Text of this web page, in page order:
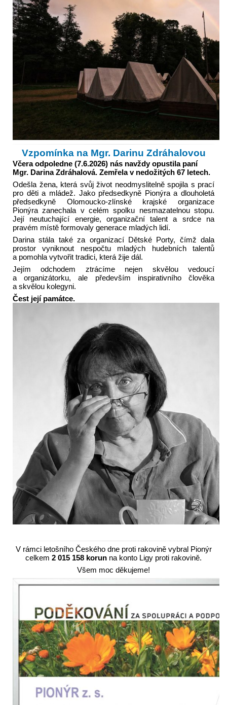
Vzpomínka na Mgr. Darinu Zdráhalovou
Včera odpoledne (7.6.2026) nás navždy opustila paní
Mgr. Darina Zdráhalová. Zemřela v nedožitých 67 letech.
Odešla žena, která svůj život neodmyslitelně spojila s prací
pro děti a mládež. Jako předsedkyně Pionýra a dlouholetá
předsedkyně Olomoucko-zlínské krajské organizace
Pionýra zanechala v celém spolku nesmazatelnou stopu.
Její neutuchající energie, organizační talent a srdce na
pravém místě formovaly generace mladých lidí.
Darina stála také za organizací Dětské Porty, čímž dala
prostor vyniknout nespočtu mladých hudebních talentů
a pomohla vytvořit tradici, která žije dál.
Jejím odchodem ztrácíme nejen skvělou vedoucí
a organizátorku, ale především inspirativního člověka
a skvělou kolegyni.
Čest její památce.
V rámci letošního Českého dne proti rakovině vybral Pionýr
celkem 2 015 158 korun na konto Ligy proti rakovině.
Všem moc děkujeme!